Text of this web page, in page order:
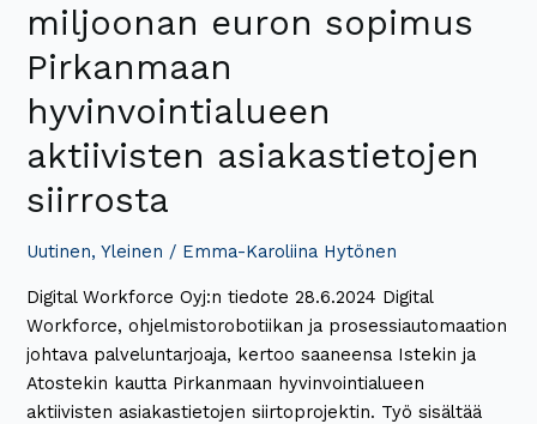
miljoonan euron sopimus
Pirkanmaan
hyvinvointialueen
aktiivisten asiakastietojen
siirrosta
Uutinen,Yleinen / Emma-Karoliina Hytönen
Digital Workforce Oyj:n tiedote 28.6.2024 Digital
Workforce, ohjelmistorobotiikan ja prosessiautomaation
johtava palveluntarjoaja, kertoo saaneensa Istekin ja
Atostekin kautta Pirkanmaan hyvinvointialueen
aktiivisten asiakastietojen siirtoprojektin. Työ sisältää